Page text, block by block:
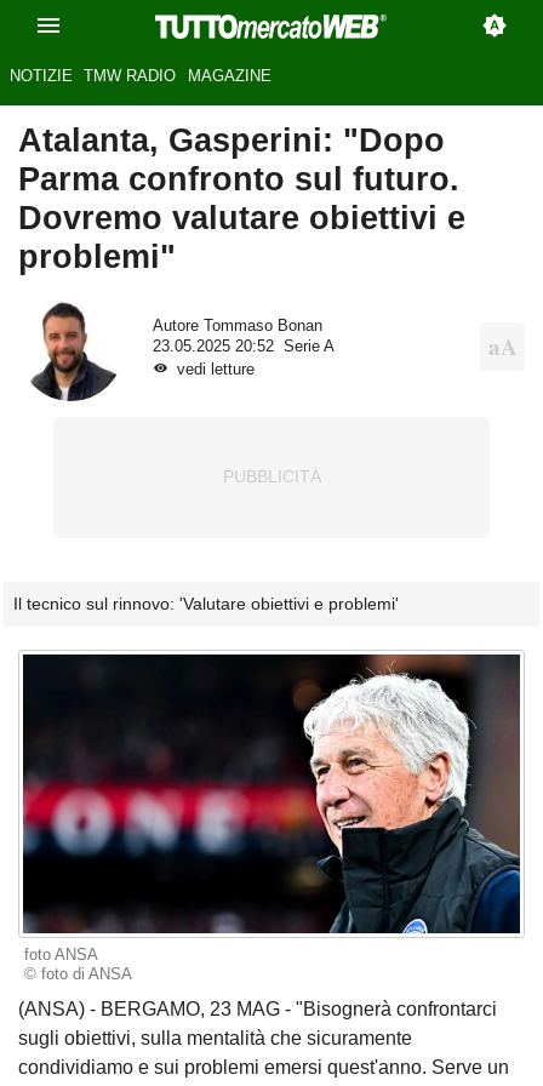
NOTIZIE TMW RADIO MAGAZINE
Atalanta, Gasperini: "Dopo
Parma confronto sul futuro.
Dovremo valutare obiettivi e
problemi"
Autore
Tommaso Bonan
23.05.2025 20:52
Serie A
vedi letture
Il tecnico sul rinnovo: 'Valutare obiettivi e problemi'
foto ANSA
© foto di ANSA
(ANSA) - BERGAMO, 23 MAG - "Bisognerà confrontarci
sugli obiettivi, sulla mentalità che sicuramente
condividiamo e sui problemi emersi quest'anno. Serve un